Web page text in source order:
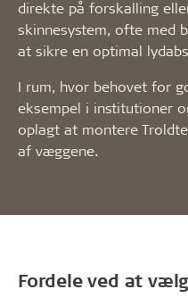
direkte på forskalling
skinnesystem, ofte med
at sikre en optimal
I rum, hvor behovet for
eksempel i institutioner
oplagt at montere
af væggene.
Fordele ved at